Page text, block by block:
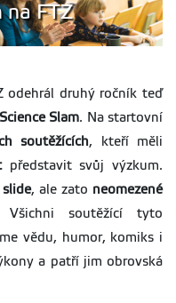
na FTZ
odehrál druhý ročník teď
Slam. Na startovní
soutěžících, kteří měli
představit svůj výzkum.
slide, ale zato neomezené
soutěžící tyto
vědu, humor, komiks i
a patří jim obrovská